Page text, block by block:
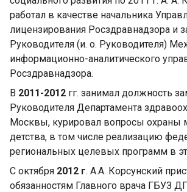
работал в качестве начальника
лицензирования Росздравнадзора и
Руководителя (и. о. Руководителя)
информационно-аналитического
Росздравнадзора.
В 2011-2012 гг. занимал должность
Руководителя Департамента
Москвы, курировал вопросы охраны
детства, в том числе реализацию
региональных целевых программ в
С октября 2012 г. А.А. Корсунский
обязанностям Главного врача ГБУЗ